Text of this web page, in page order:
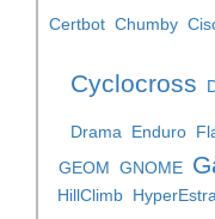
Certbot Chumby
Cyclocross
Drama Enduro
GEOM GNOME
HillClimb